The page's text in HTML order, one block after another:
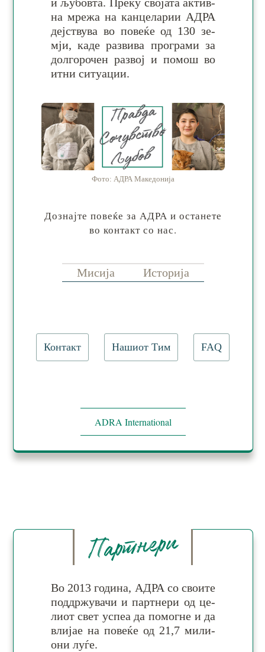
на мре­жа на кан­це­ла­рии АДРА
деј­ству­ва во по­ве­ќе од 130 зе­
мји, ка­де раз­ви­ва про­гра­ми за
дол­го­ро­чен ра­звој и по­мош во
итни си­ту­ации.
Фото: АДРА Македонија
Дознајте повеќе за АДРА и останете
во контакт со нас.
Мисија Историја
Контакт Нашиот Тим FAQ
ADRA International
Партнери
Во 2013 година, АДРА со сво­ите
под­држу­ва­чи и парт­не­ри од це­
ли­от свет ус­пеа да по­мог­не и да
вли­јае на по­ве­ќе од 21,7 ми­ли­
они луѓе.